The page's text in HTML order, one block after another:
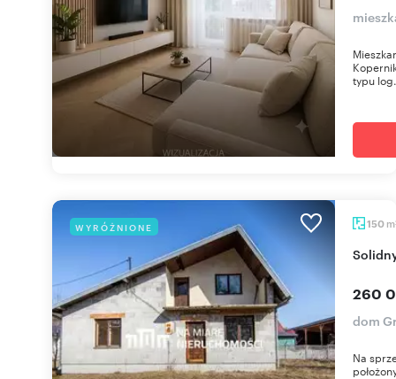
typu
WYRÓŻNIONE 150 m
260
dom
Na